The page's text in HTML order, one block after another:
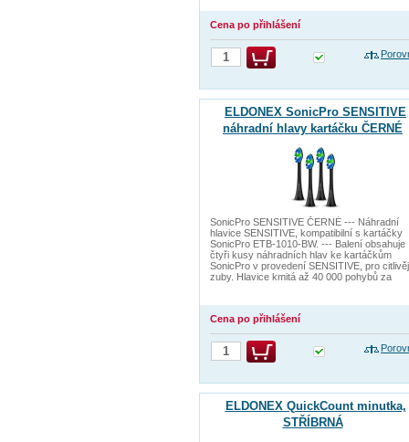
Cena po přihlášení
ELDONEX SonicPro SENSITIVE
náhradní hlavy kartáčku ČERNÉ
SonicPro SENSITIVE ČERNÉ --- Náhradní
hlavice SENSITIVE, kompatibilní s kartáčky
SonicPro ETB-1010-BW. --- Balení obsahuje
čtyři kusy náhradních hlav ke kartáčkům
SonicPro v provedení SENSITIVE, pro
zuby. Hlavice kmitá až 40 000 pohybů za
Cena po přihlášení
ELDONEX QuickCount minutka,
STŘÍBRNÁ